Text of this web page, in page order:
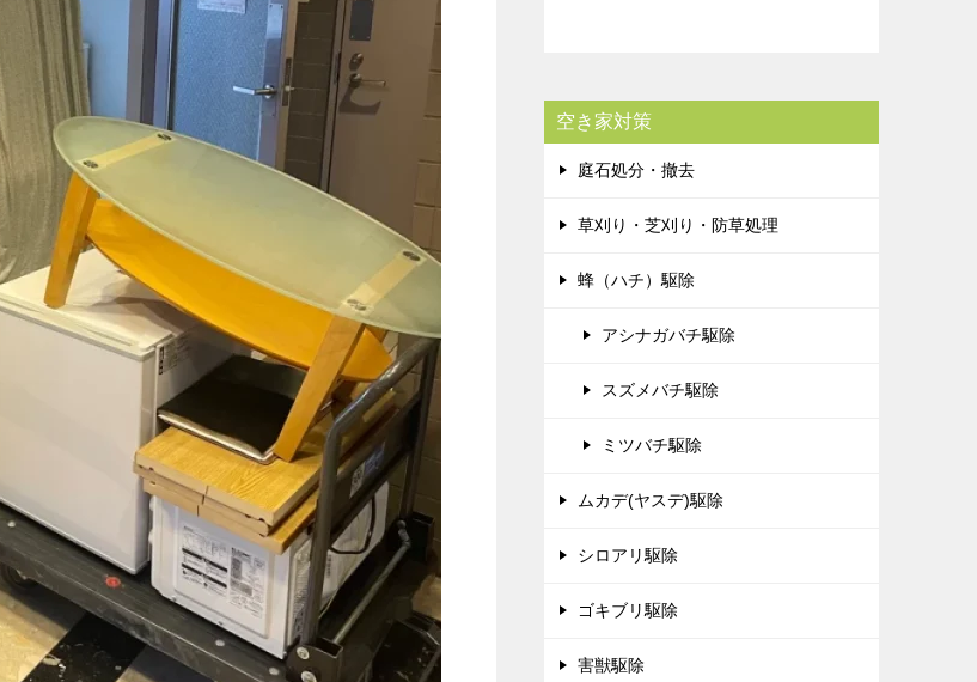
空き家対策
庭石処分・撤去
草刈り・芝刈り・防草処理
蜂（ハチ）駆除
アシナガバチ駆除
スズメバチ駆除
ミツバチ駆除
ムカデ(ヤスデ)駆除
シロアリ駆除
ゴキブリ駆除
害獣駆除